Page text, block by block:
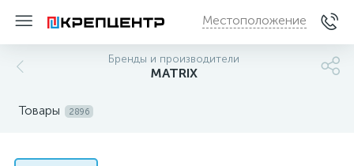
Местоположение
Бренды и производители
MATRIX
Товары 2896